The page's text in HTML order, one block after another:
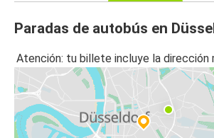
Paradas de autobús en
Atención: tu billete incluye la dirección